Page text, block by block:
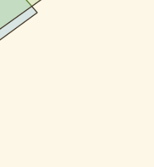
опре­
точки,